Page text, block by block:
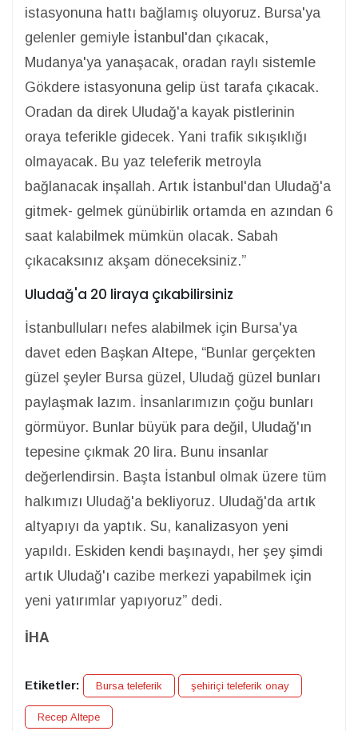
istasyonuna hattı bağlamış oluyoruz. Bursa'ya
gelenler gemiyle İstanbul'dan çıkacak,
Mudanya'ya yanaşacak, oradan raylı sistemle
Gökdere istasyonuna gelip üst tarafa çıkacak.
Oradan da direk Uludağ'a kayak pistlerinin
oraya teferikle gidecek. Yani trafik sıkışıklığı
olmayacak. Bu yaz teleferik metroyla
bağlanacak inşallah. Artık İstanbul'dan Uludağ'a
gitmek- gelmek günübirlik ortamda en azından 6
saat kalabilmek mümkün olacak. Sabah
çıkacaksınız akşam döneceksiniz.”
Uludağ'a 20 liraya çıkabilirsiniz
İstanbulluları nefes alabilmek için Bursa'ya
davet eden Başkan Altepe, “Bunlar gerçekten
güzel şeyler Bursa güzel, Uludağ güzel bunları
paylaşmak lazım. İnsanlarımızın çoğu bunları
görmüyor. Bunlar büyük para değil, Uludağ'ın
tepesine çıkmak 20 lira. Bunu insanlar
değerlendirsin. Başta İstanbul olmak üzere tüm
halkımızı Uludağ'a bekliyoruz. Uludağ'da artık
altyapıyı da yaptık. Su, kanalizasyon yeni
yapıldı. Eskiden kendi başınaydı, her şey şimdi
artık Uludağ'ı cazibe merkezi yapabilmek için
yeni yatırımlar yapıyoruz” dedi.
İHA
Etiketler: Bursa teleferik şehiriçi teleferik onay
Recep Altepe